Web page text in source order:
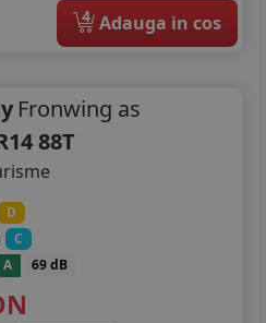
4 Adauga in cos
Fronwing as
88T
D
C
A 69 dB